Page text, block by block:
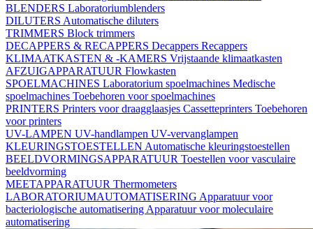
BLENDERS Laboratoriumblenders
DILUTERS Automatische diluters
TRIMMERS Block trimmers
DECAPPERS & RECAPPERS Decappers Recappers
KLIMAATKASTEN & -KAMERS Vrijstaande klimaatkasten
AFZUIGAPPARATUUR Flowkasten
SPOELMACHINES Laboratorium spoelmachines Medische
spoelmachines Toebehoren voor spoelmachines
PRINTERS Printers voor draagglaasjes Cassetteprinters Toebehoren
voor printers
UV-LAMPEN UV-handlampen UV-vervanglampen
KLEURINGSTOESTELLEN Automatische kleuringstoestellen
BEELDVORMINGSAPPARATUUR Toestellen voor vasculaire
beeldvorming
MEETAPPARATUUR Thermometers
LABORATORIUMAUTOMATISERING Apparatuur voor
bacteriologische automatisering Apparatuur voor moleculaire
automatisering